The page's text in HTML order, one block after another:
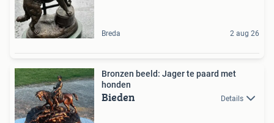
Breda 2 aug 26
Bronzen beeld: Jager te paard met
honden
Bieden Details